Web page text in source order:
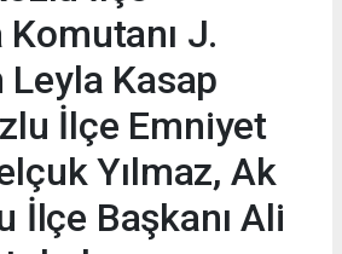
J.
Kasap
İlçe Emniyet
Yılmaz, Ak
İlçe Başkanı Ali